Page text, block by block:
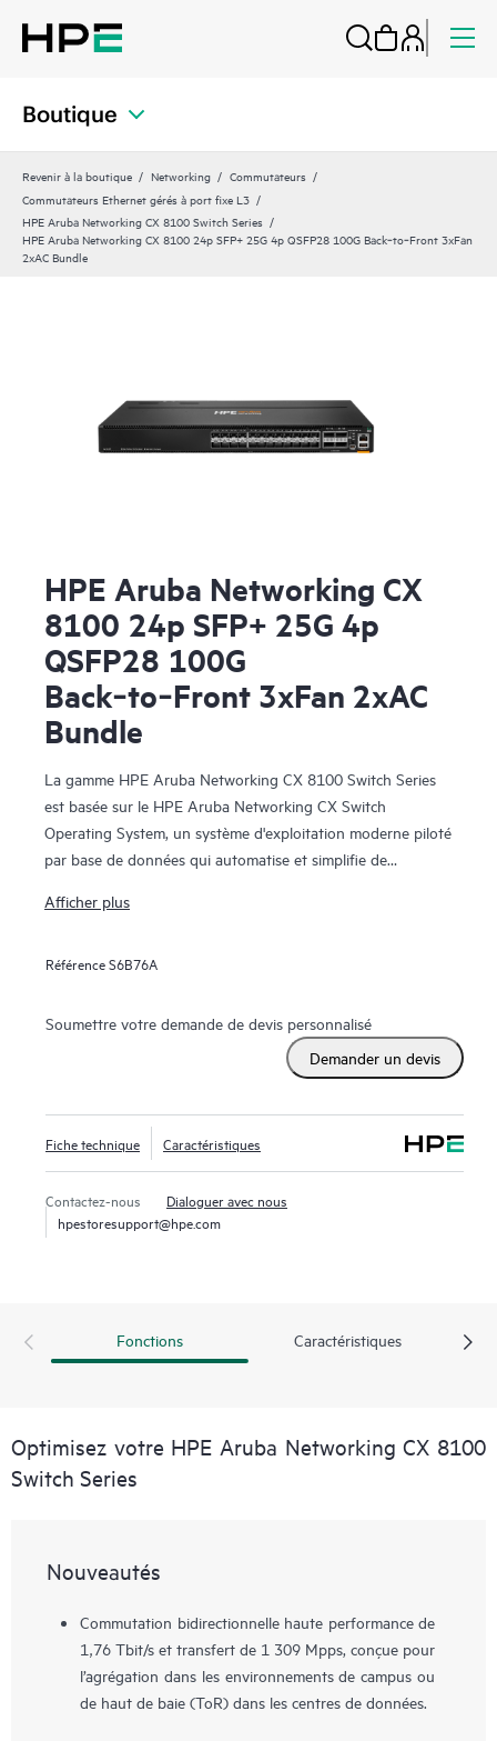
Boutique
Revenir à la boutique Networking
Commutateurs
Commutateurs Ethernet gérés à port fixe L3
HPE Aruba Networking CX 8100 Switch Series
HPE Aruba Networking CX 8100 24p SFP+ 25G 4p QSFP28 100G Back‑to‑Front 3xFan
2xAC Bundle
HPE Aruba Networking CX
8100 24p SFP+ 25G 4p
QSFP28 100G
Back‑to‑Front 3xFan 2xAC
Bundle
La gamme HPE Aruba Networking CX 8100 Switch Series
est basée sur le HPE Aruba Networking CX Switch
Operating System, un système d'exploitation moderne piloté
par base de données qui automatise et simplifie de
améliorées de ce système d'exploitation offrent un ensemble
des campus et des datacenters.
Afficher plus
RéférenceS6B76A
Soumettre votre demande de devis personnalisé
Demander un devis
Fiche technique Caractéristiques
Contactez-nous
Dialoguer avec nous
hpestoresupport@hpe.com
Fonctions Caractéristiques
Optimisez votre HPE Aruba Networking CX 8100
Switch Series
Nouveautés
Commutation bidirectionnelle haute performance de
1,76 Tbit/s et transfert de 1 309 Mpps, conçue pour
l’agrégation dans les environnements de campus ou
de haut de baie (ToR) dans les centres de données.